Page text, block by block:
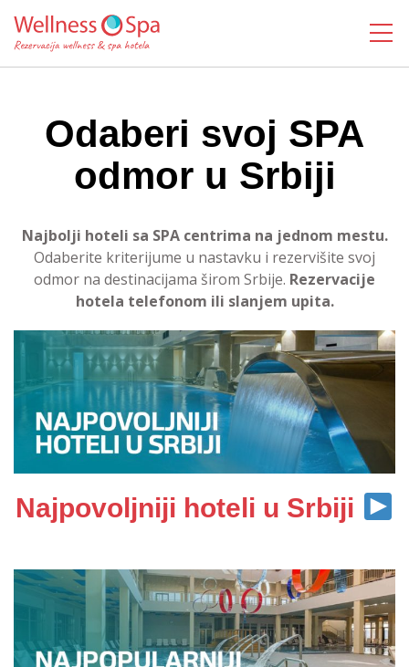
Odaberi svoj SPA
odmor u Srbiji
Najbolji hoteli sa SPA centrima na jednom mestu.
Odaberite kriterijume u nastavku i rezervišite svoj
odmor na destinacijama širom Srbije. Rezervacije
hotela telefonom ili slanjem upita.
Najpovoljniji hoteli u Srbiji